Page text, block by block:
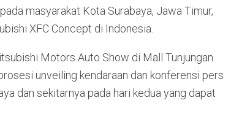
masyarakat Kota Surabaya, Jawa Timur,
XFC Concept di Indonesia.
Motors Auto Show di Mall Tunjungan
unveiling kendaraan dan konferensi pers
dan sekitarnya pada hari kedua yang dapat